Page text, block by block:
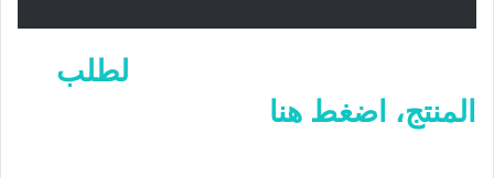
لطلب
المنتج، اضغط هنا